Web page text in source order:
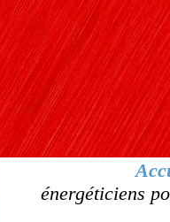
énergéticiens